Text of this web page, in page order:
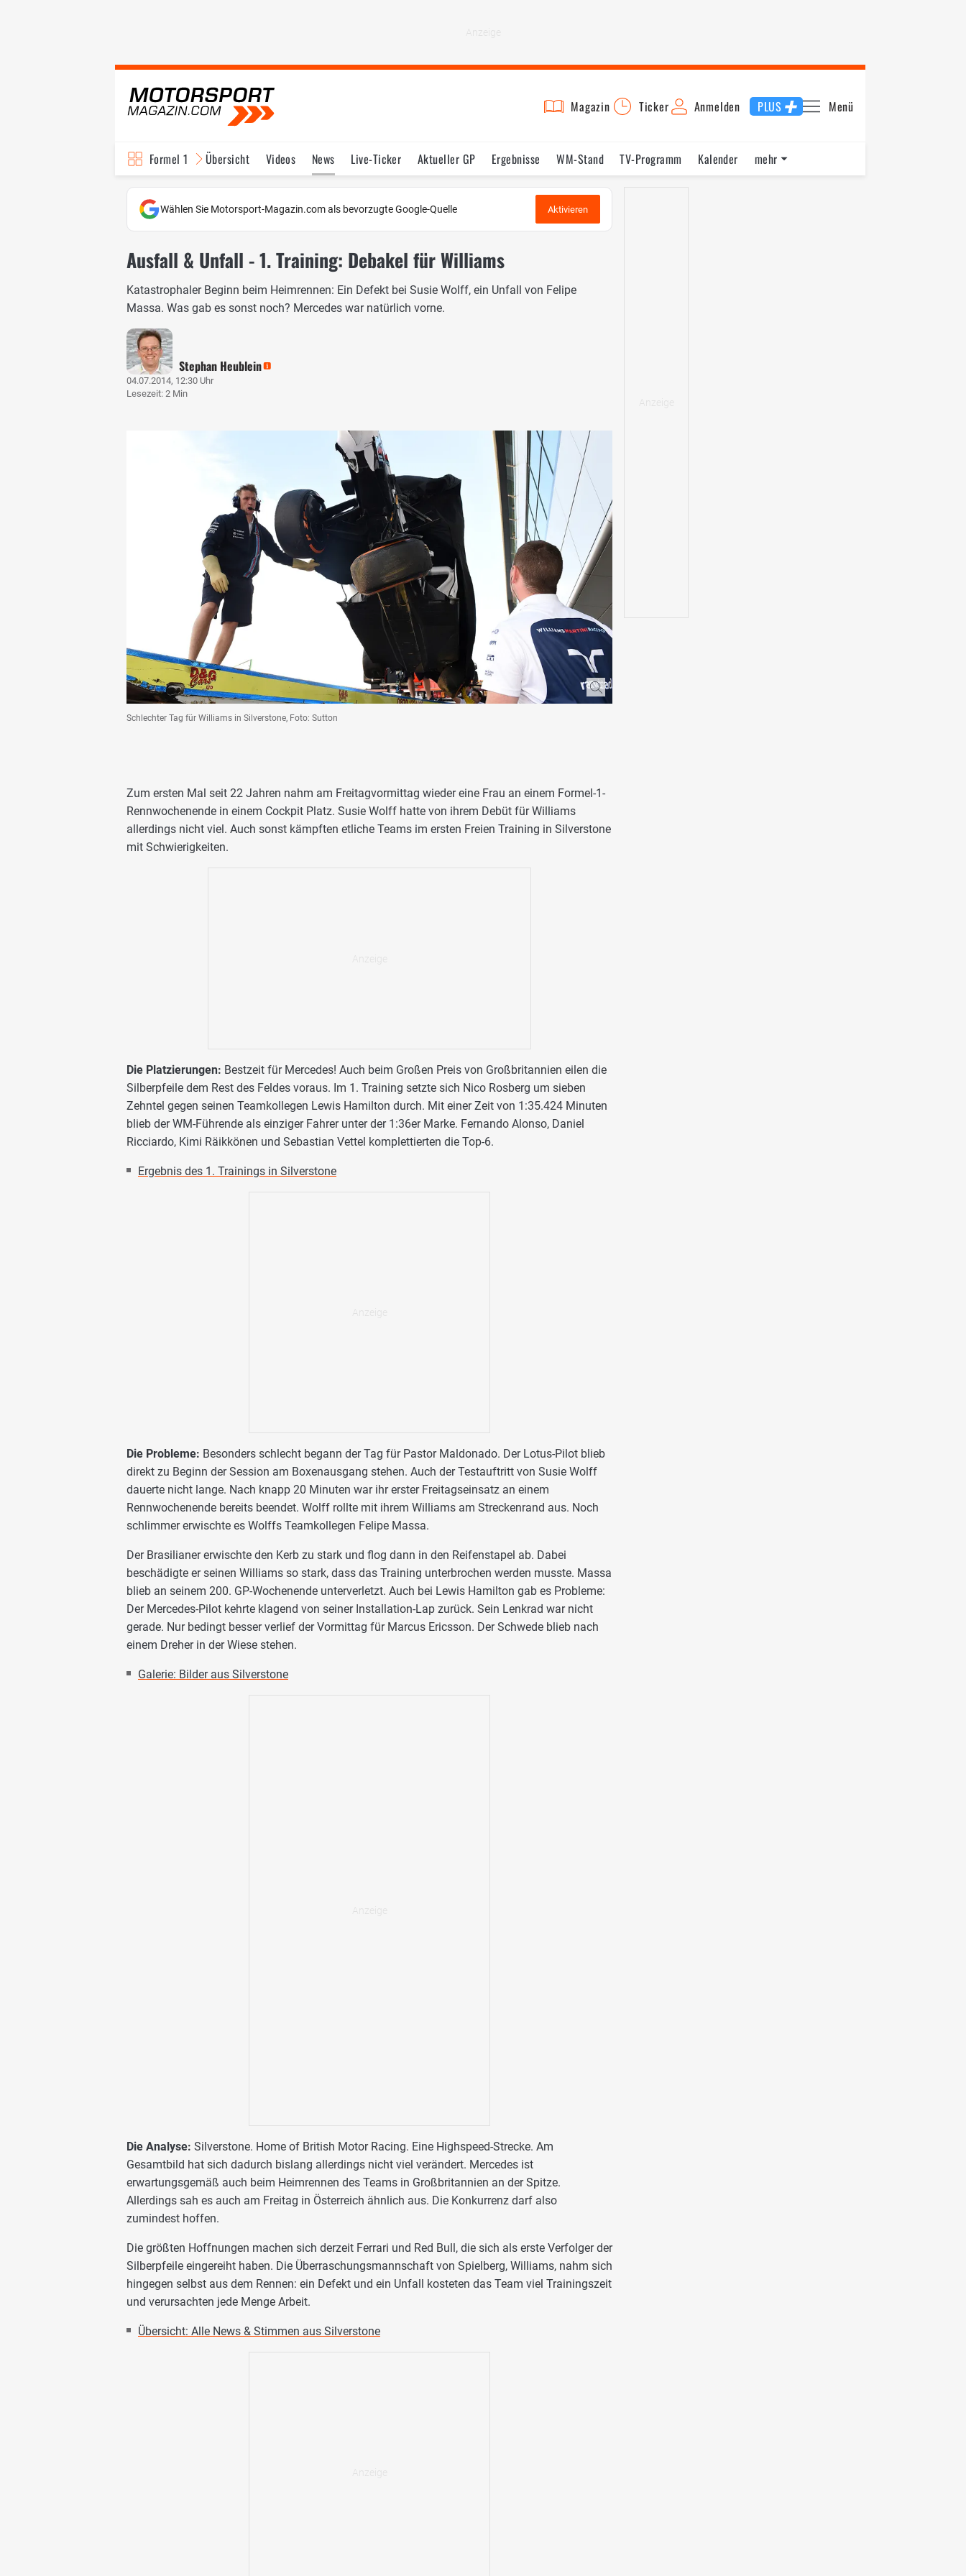
Magazin Ticker Anmelden PLUS Menü
Formel 1 Übersicht Videos News Live-Ticker Aktueller GP Ergebnisse WM-Stand TV-Programm
Kalender
Fahrer & Teams
Bilder Termine Statistik Testfahrten Reglement Lexikon
mehr
Wählen Sie Motorsport-Magazin.com als bevorzugte Google-Quelle Aktivieren
Ausfall & Unfall - 1. Training: Debakel für Williams
Katastrophaler Beginn beim Heimrennen: Ein Defekt bei Susie Wolff, ein Unfall von Felipe
Massa. Was gab es sonst noch? Mercedes war natürlich vorne.
Stephan Heublein
04.07.2014, 12:30 Uhr
Lesezeit: 2 Min
Schlechter Tag für Williams in Silverstone, Foto: Sutton
Zum ersten Mal seit 22 Jahren nahm am Freitagvormittag wieder eine Frau an einem Formel-1-
Rennwochenende in einem Cockpit Platz. Susie Wolff hatte von ihrem Debüt für Williams
allerdings nicht viel. Auch sonst kämpften etliche Teams im ersten Freien Training in Silverstone
mit Schwierigkeiten.
Die Platzierungen: Bestzeit für Mercedes! Auch beim Großen Preis von Großbritannien eilen die
Silberpfeile dem Rest des Feldes voraus. Im 1. Training setzte sich Nico Rosberg um sieben
Zehntel gegen seinen Teamkollegen Lewis Hamilton durch. Mit einer Zeit von 1:35.424 Minuten
blieb der WM-Führende als einziger Fahrer unter der 1:36er Marke. Fernando Alonso, Daniel
Ricciardo, Kimi Räikkönen und Sebastian Vettel komplettierten die Top-6.
Ergebnis des 1. Trainings in Silverstone
Die Probleme: Besonders schlecht begann der Tag für Pastor Maldonado. Der Lotus-Pilot blieb
direkt zu Beginn der Session am Boxenausgang stehen. Auch der Testauftritt von Susie Wolff
dauerte nicht lange. Nach knapp 20 Minuten war ihr erster Freitagseinsatz an einem
Rennwochenende bereits beendet. Wolff rollte mit ihrem Williams am Streckenrand aus. Noch
schlimmer erwischte es Wolffs Teamkollegen Felipe Massa.
Der Brasilianer erwischte den Kerb zu stark und flog dann in den Reifenstapel ab. Dabei
beschädigte er seinen Williams so stark, dass das Training unterbrochen werden musste. Massa
blieb an seinem 200. GP-Wochenende unterverletzt. Auch bei Lewis Hamilton gab es Probleme:
Der Mercedes-Pilot kehrte klagend von seiner Installation-Lap zurück. Sein Lenkrad war nicht
gerade. Nur bedingt besser verlief der Vormittag für Marcus Ericsson. Der Schwede blieb nach
einem Dreher in der Wiese stehen.
Galerie: Bilder aus Silverstone
Die Analyse: Silverstone. Home of British Motor Racing. Eine Highspeed-Strecke. Am
Gesamtbild hat sich dadurch bislang allerdings nicht viel verändert. Mercedes ist
erwartungsgemäß auch beim Heimrennen des Teams in Großbritannien an der Spitze.
Allerdings sah es auch am Freitag in Österreich ähnlich aus. Die Konkurrenz darf also
zumindest hoffen.
Die größten Hoffnungen machen sich derzeit Ferrari und Red Bull, die sich als erste Verfolger der
Silberpfeile eingereiht haben. Die Überraschungsmannschaft von Spielberg, Williams, nahm sich
hingegen selbst aus dem Rennen: ein Defekt und ein Unfall kosteten das Team viel Trainingszeit
und verursachten jede Menge Arbeit.
Übersicht: Alle News & Stimmen aus Silverstone